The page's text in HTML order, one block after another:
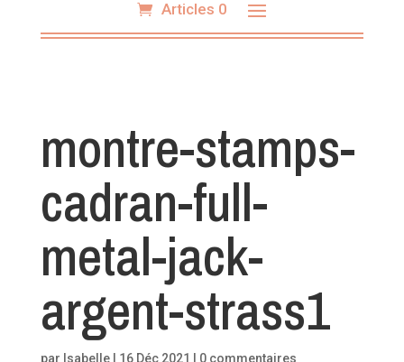
Articles 0
montre-stamps-
cadran-full-
metal-jack-
argent-strass1
par Isabelle| 16 Déc 2021 0 commentaires